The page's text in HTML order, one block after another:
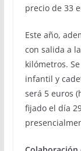
precio de 33
Este año,
con salida a
kilómetros.
infantil y
será 5 euros
fijado el día